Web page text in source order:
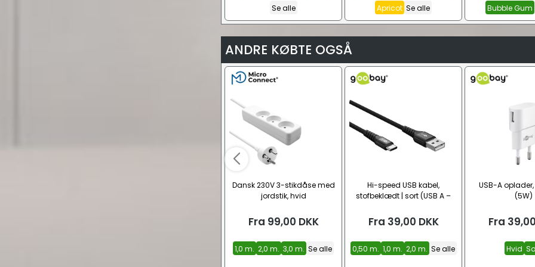
Se alle
Apricot Se alle
Bubble Gum
ANDRE KØBTE OGSÅ
Dansk 230V 3-stikdåse med
jordstik, hvid
Fra 99,00 DKK
1,0 m. 2,0 m. 3,0 m. Se alle
Hi-speed USB kabel,
stofbeklædt | sort (USB A –
Fra 39,00 DKK
0,50 m. 1,0 m. 2,0 m. Se alle
USB-A
(5W)
Fra 39,00
Hvid